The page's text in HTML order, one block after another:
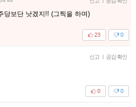
당보단 낫겠지!! (그찍을 하며)
0
23
신고 | 공감 확인
0
0